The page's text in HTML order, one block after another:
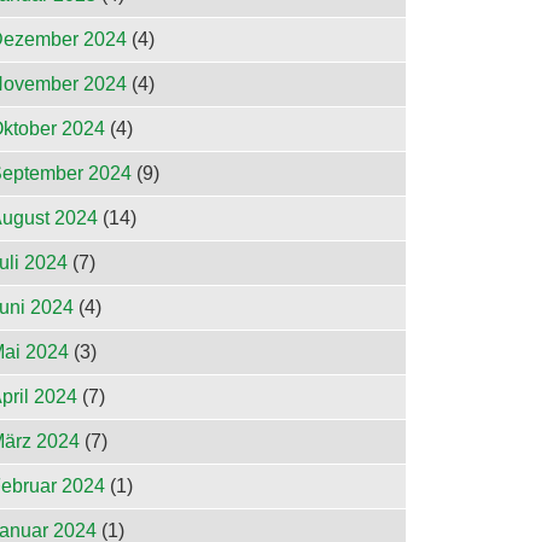
2024 (4)
2024 (4)
2024 (4)
2024 (9)
2024 (14)
2024 (7)
2024 (4)
2024 (3)
2024 (7)
2024 (7)
2024 (1)
2024 (1)